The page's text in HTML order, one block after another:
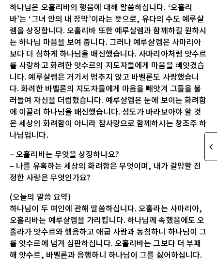
하나님은 오홀리바의 행음에 대해 말씀하십니다. ‘오홀리
바’는 ‘그녀 안의 내 장막’이라는 뜻으로, 유다의 수도 예루살
렘을 상징합니다. 오홀리바 또한 예루살렘과 함께하길 원하시
는 하나님 마음을 보여 줍니다. 그러나 예루살렘은 사마리아
보다 더 심하게 하나님을 배신했습니다. 사마리아처럼 앗수르
를 사랑하고 화려한 앗수르의 지도자들에게 마음을 빼앗겼습
니다. 예루살렘은 거기서 멈추지 않고 바벨론도 사랑했습니
다. 화려한 바벨론의 지도자들에게 마음을 빼앗겨 그들을 불
러들여 자신을 더럽혔습니다. 예루살렘은 눈에 보이는 화려함
에 이끌려 하나님을 배신했습니다. 성도가 바라보아야 할 것
은 세상의 화려함이 아니라 참사랑으로 함께하시는 창조주 하
나님입니다.
– 오홀리바는 무엇을 상징하나요?
– 나를 유혹하는 세상의 화려함은 무엇이며, 내가 갈망할 진
정한 사랑은 무엇인가요?
(오늘의 말씀 요약)
하나님이 두 여인에 관해 말씀하십니다. 오홀라는 사마리아,
오홀리바는 예루살렘을 가리킵니다. 하나님께 속했음에도 오
홀라가 앗수르와 행음하고 애굽 사람과 동침하니 하나님이 그
를 앗수르에 넘겨 심판하십니다. 오홀리바는 그보다 더 부패
해 앗수르, 바벨론과 음행하니 하나님이 그를 싫어하십니다.